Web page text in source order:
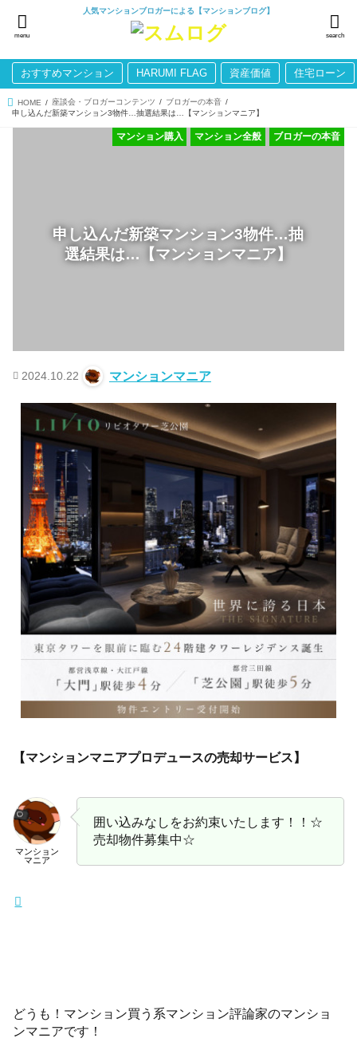
人気マンションブロガーによる【マンションブログ】
search
menu
おすすめマンション HARUMI FLAG 資産価値 住宅ローン
HOME 座談会・ブロガーコンテンツ
ブロガーの本音
申し込んだ新築マンション3物件…抽選結果は…【マンションマニア】
申し込んだ新築マンション3物件…抽
選結果は…【マンションマニア】
ブロガーの本音
マンション全般
マンション購入
2024.10.22 マンションマニア
【マンションマニアプロデュースの売却サービス】
マンション
マニア
囲い込みなしをお約束いたします！！☆
売却物件募集中☆
どうも！マンション買う系マンション評論家のマンショ
ンマニアです！